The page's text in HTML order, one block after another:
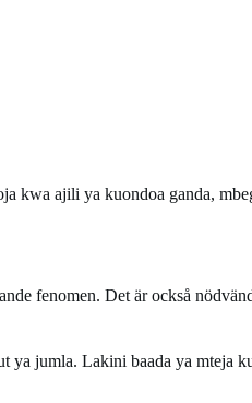
kwa ajili ya kuondoa ganda,
fenomen. Det är också
jumla. Lakini baada ya mteja